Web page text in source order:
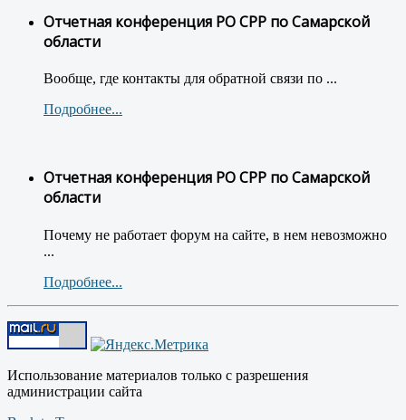
Отчетная конференция РО СРР по Самарской
области
Вообще, где контакты для обратной связи по ...
Подробнее...
Отчетная конференция РО СРР по Самарской
области
Почему не работает форум на сайте, в нем невозможно
...
Подробнее...
Использование материалов только с разрешения
администрации сайта